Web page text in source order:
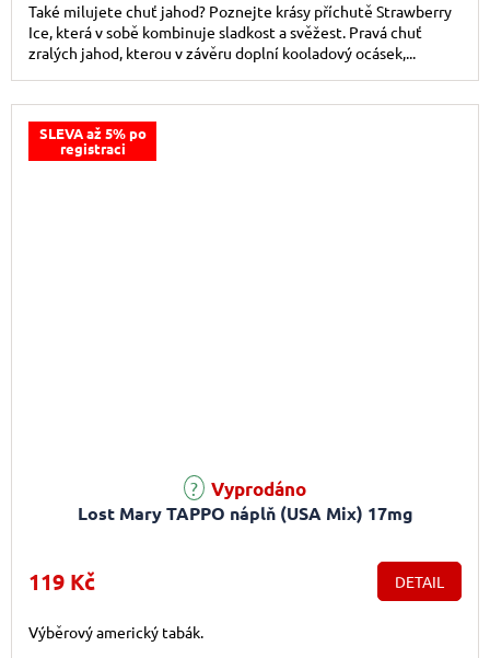
Také milujete chuť jahod? Poznejte krásy příchutě Strawberry
Ice, která v sobě kombinuje sladkost a svěžest. Pravá chuť
zralých jahod, kterou v závěru doplní kooladový ocásek,...
SLEVA až 5% po
registraci
Lost Mary TAPPO náplň (USA Mix) 17mg
Vyprodáno
119 Kč DETAIL
Výběrový americký tabák.